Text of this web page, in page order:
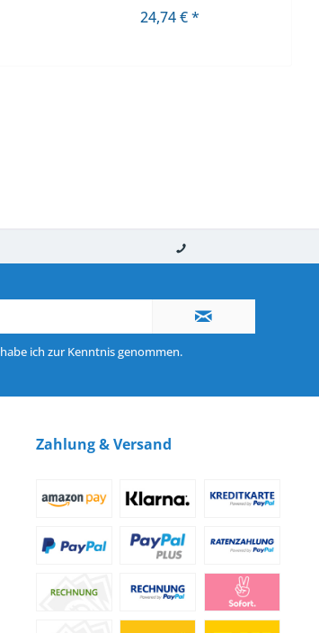
24,74 € *
habe ich zur Kenntnis genommen.
Zahlung & Versand